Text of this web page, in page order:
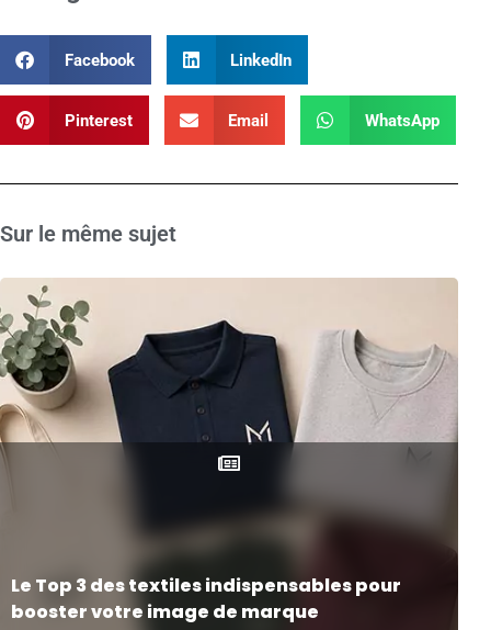
Facebook LinkedIn
Pinterest Email WhatsApp
Sur le même sujet
Le Top 3 des textiles indispensables pour
booster votre image de marque